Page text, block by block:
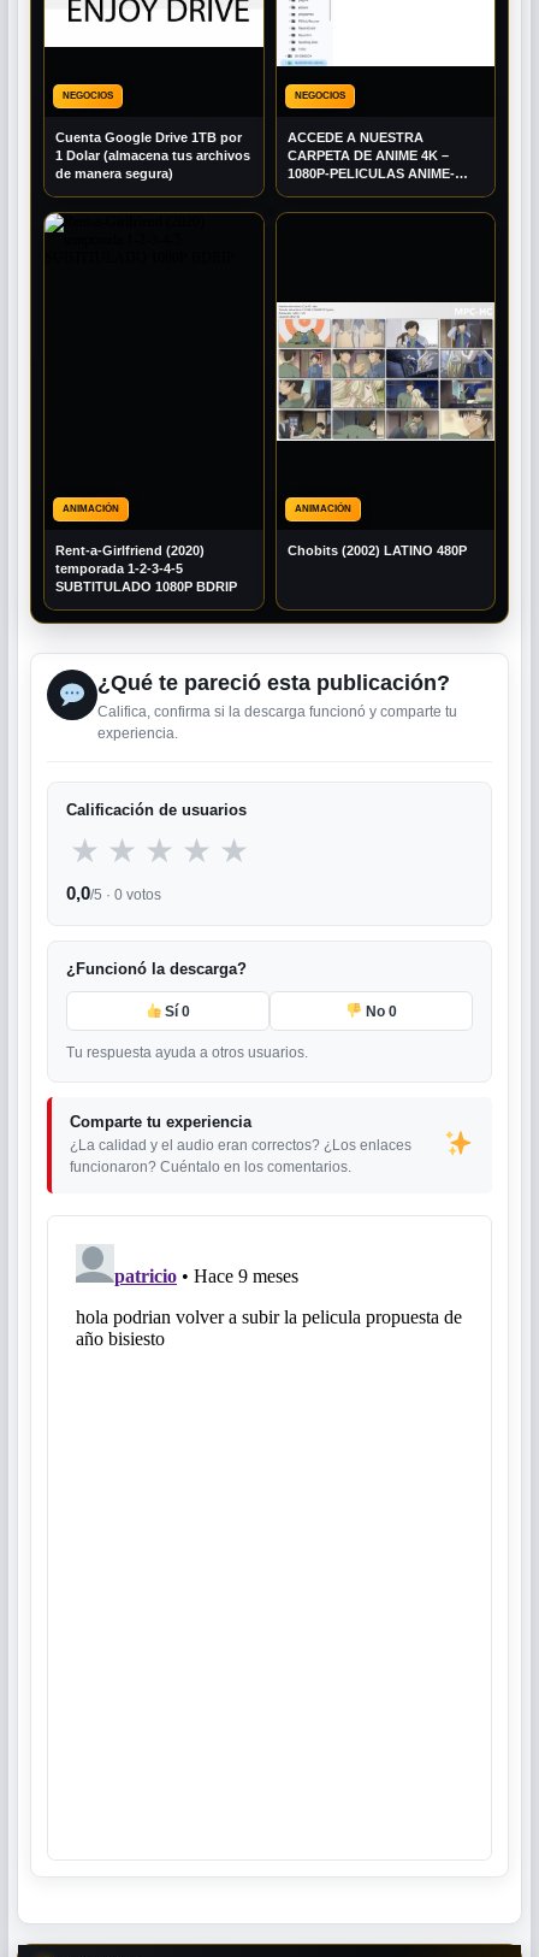
NEGOCIOS
Cuenta Google Drive 1TB por
1 Dolar (almacena tus archivos
de manera segura)
NEGOCIOS
ACCEDE A NUESTRA
CARPETA DE ANIME 4K –
1080P-PELICULAS ANIME-
ANIMACIÓN
Rent-a-Girlfriend (2020)
temporada 1-2-3-4-5
SUBTITULADO 1080P BDRIP
ANIMACIÓN
Chobits (2002) LATINO 480P
¿Qué te pareció esta publicación?
Califica, confirma si la descarga funcionó y comparte tu
experiencia.
Calificación de usuarios
★ ★ ★ ★ ★
0,0/5 · 0 votos
¿Funcionó la descarga?
Sí0 No 0
Tu respuesta ayuda a otros usuarios.
Comparte tu experiencia
¿La calidad y el audio eran correctos? ¿Los enlaces
funcionaron? Cuéntalo en los comentarios.